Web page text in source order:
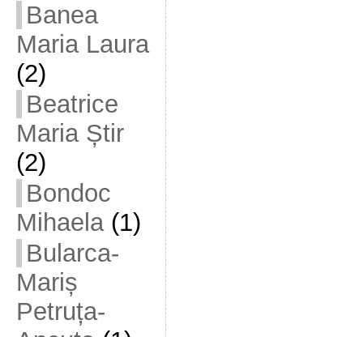
Banea
Maria Laura
(2)
Beatrice
Maria Știr
(2)
Bondoc
Mihaela(1)
Bularca-
Mariș
Petruța-